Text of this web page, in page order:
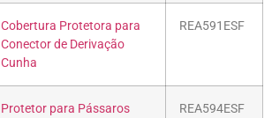
Cobertura Protetora para
Conector de Derivação
Cunha
REA591ESF
Protetor para Pássaros
REA594ESF